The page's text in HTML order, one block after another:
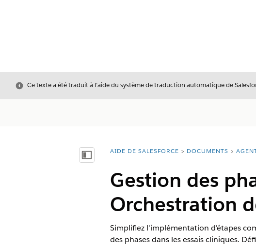
Fermer
Ce texte a été traduit à l’aide du système de traduction automatique de
Afficher la table des matières
Vous êtes ici :
AIDE DE SALESFORCE DOCUMENTS
Gestion des
Orchestration
Simplifiez l'implémentation d'étapes
des phases dans les essais cliniques.